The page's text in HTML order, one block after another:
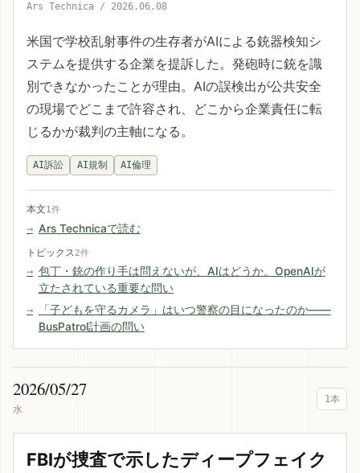
Ars Technica / 2026.06.08
米国で学校乱射事件の生存者がAIによる銃器検知シ
ステムを提供する企業を提訴した。発砲時に銃を識
別できなかったことが理由。AIの誤検出が公共安全
の現場でどこまで許容され、どこから企業責任に転
じるかが裁判の主軸になる。
AI訴訟 AI規制 AI倫理
本文1件
Ars Technicaで読む
トピックス 2件
包丁・銃の作り手は問えないが、AIはどうか。OpenAIが
立たされている重要な問い
「子どもを守るカメラ」はいつ警察の目になったのか——
BusPatrol計画の問い
2026/05/27
水
1本
FBIが捜査で示したディープフェイク